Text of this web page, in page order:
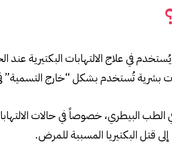
يُستخدم في علاج الالتهابات البكتيرية
بشرية تُستخدم بشكل “خارج التسمية”
البيطري، خصوصاً في حالات الالتهابات
قتل البكتيريا المسببة للمرض.